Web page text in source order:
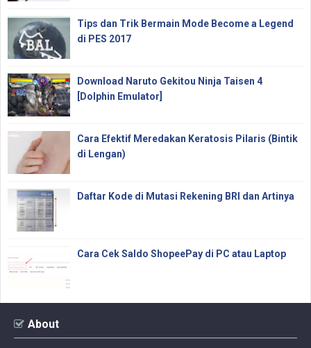
Tips dan Trik Bermain Mode Become a Legend
di PES 2017
Download Naruto Gekitou Ninja Taisen 4
[Dolphin Emulator]
Cara Efektif Meredakan Keratosis Pilaris (Bintik
di Lengan)
Daftar Kode di Mutasi Rekening BRI dan Artinya
Cara Cek Saldo ShopeePay di PC atau Laptop
About